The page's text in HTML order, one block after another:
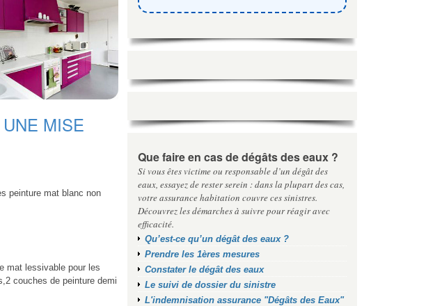
MISE
peinture mat blanc non
mat lessivable pour les
couches de peinture demi
Que faire en cas de dégâts des eaux ?
Si vous êtes victime ou responsable d’un dégât des
eaux, essayez de rester serein : dans la plupart des cas,
votre assurance habitation couvre ces sinistres.
Découvrez les démarches à suivre pour réagir avec
efficacité.
Qu’est-ce qu’un dégât des eaux ?
Prendre les 1ères mesures
Constater le dégât des eaux
Le suivi de dossier du sinistre
L'indemnisation assurance "Dégâts des Eaux"